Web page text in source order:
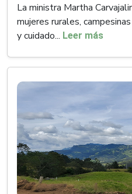
La ministra Martha
mujeres rurales,
y cuidado... Leer más